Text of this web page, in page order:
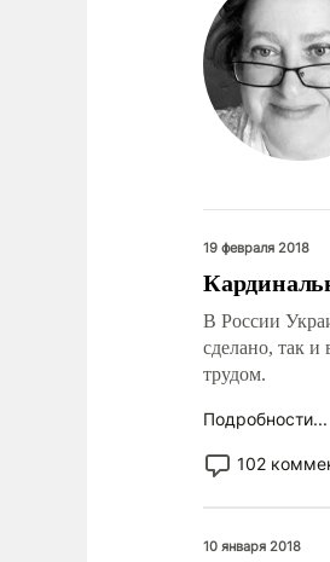
19 февраля 2018
В России
сделано, так
трудом.
Подробности...
102
10 января 2018